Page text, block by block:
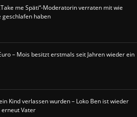
me Späti“-Moderatorin verraten mit wie
haben
– Mois besitzt erstmals seit Jahren wieder ein
Kind verlassen wurden – Loko Ben ist wieder
Vater